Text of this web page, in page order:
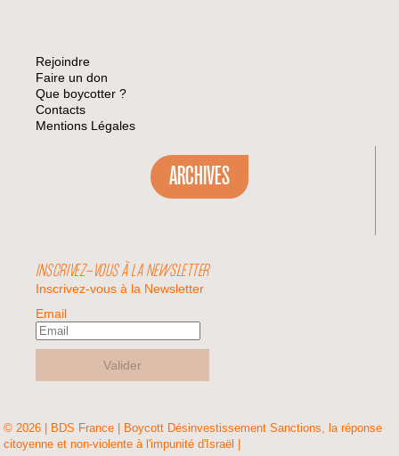
Rejoindre
Faire un don
Que boycotter ?
Contacts
Mentions Légales
ARCHIVES
INSCRIVEZ-VOUS À LA NEWSLETTER
Inscrivez-vous à la Newsletter
Email
Valider
© 2026 | BDS France | Boycott Désinvestissement Sanctions, la réponse
citoyenne et non-violente à l'impunité d'Israël |